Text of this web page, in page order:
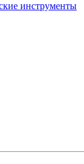
инструменты